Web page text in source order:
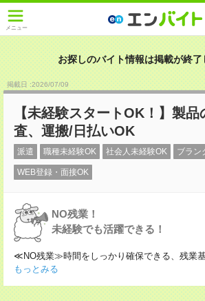
メニュー
お探しのバイト情報は掲載が終了
掲載日 :2026/07/09
【未経験スタートOK！】製
査、運搬/日払いOK
派遣 職種未経験OK 社会人未経験OK ブラン
WEB登録・面接OK
NO残業！
未経験でも活躍できる！
≪NO残業≫時間をしっかり確保できる、残業基
もっとみる